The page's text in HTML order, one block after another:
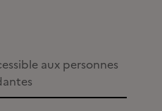
aux personnes